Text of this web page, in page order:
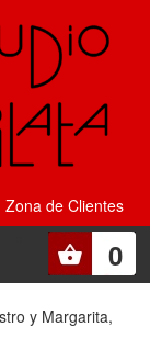
Zona de Clientes
0
y Margarita,